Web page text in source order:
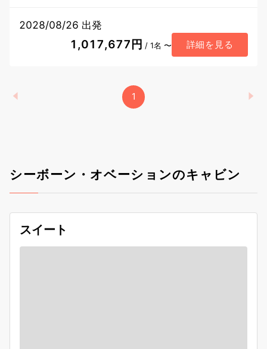
2028/08/26 出発
1,017,677円 / 1名 〜 詳細を見る
1
シーボーン・オベーションのキャビン
スイート